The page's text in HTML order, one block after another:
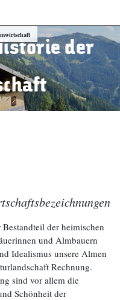
der
der heimischen
und Almbauern
Idealismus unsere Almen
Rechnung.
sind vor allem die
Schönheit der